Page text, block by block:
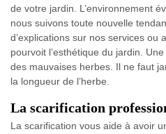
de votre jardin. L’environnement
nous suivons toute nouvelle
d’explications sur nos services ou
pourvoit l’esthétique du jardin.
des mauvaises herbes. Il ne faut
la longueur de l’herbe.
La scarification
La scarification vous aide à avoir